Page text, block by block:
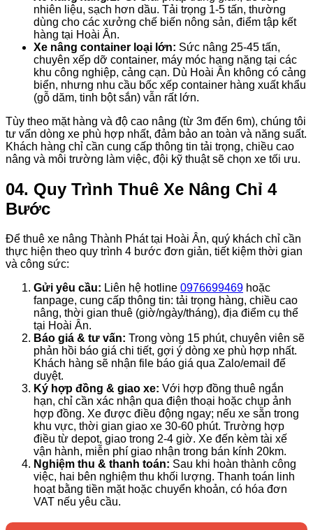
nhiên liệu, sạch hơn dầu. Tải trọng 1-5 tấn, thường
dùng cho các xưởng chế biến nông sản, điểm tập kết
hàng tại Hoài Ân.
Xe nâng container loại lớn: Sức nâng 25-45 tấn,
chuyên xếp dỡ container, máy móc hạng nặng tại các
khu công nghiệp, cảng cạn. Dù Hoài Ân không có cảng
biển, nhưng nhu cầu bốc xếp container hàng xuất khẩu
(gỗ dăm, tinh bột sắn) vẫn rất lớn.
Tùy theo mặt hàng và độ cao nâng (từ 3m đến 6m), chúng tôi
tư vấn dòng xe phù hợp nhất, đảm bảo an toàn và năng suất.
Khách hàng chỉ cần cung cấp thông tin tải trọng, chiều cao
nâng và môi trường làm việc, đội kỹ thuật sẽ chọn xe tối ưu.
04. Quy Trình Thuê Xe Nâng Chỉ 4
Bước
Để thuê xe nâng Thành Phát tại Hoài Ân, quý khách chỉ cần
thực hiện theo quy trình 4 bước đơn giản, tiết kiệm thời gian
và công sức:
Gửi yêu cầu: Liên hệ hotline 0976699469 hoặc
fanpage, cung cấp thông tin: tải trọng hàng, chiều cao
nâng, thời gian thuê (giờ/ngày/tháng), địa điểm cụ thể
tại Hoài Ân.
Báo giá & tư vấn: Trong vòng 15 phút, chuyên viên sẽ
phản hồi báo giá chi tiết, gợi ý dòng xe phù hợp nhất.
Khách hàng sẽ nhận file báo giá qua Zalo/email để
duyệt.
Ký hợp đồng & giao xe: Với hợp đồng thuê ngắn
hạn, chỉ cần xác nhận qua điện thoại hoặc chụp ảnh
hợp đồng. Xe được điều động ngay; nếu xe sẵn trong
khu vực, thời gian giao xe 30-60 phút. Trường hợp
điều từ depot, giao trong 2-4 giờ. Xe đến kèm tài xế
vận hành, miễn phí giao nhận trong bán kính 20km.
Nghiệm thu & thanh toán: Sau khi hoàn thành công
việc, hai bên nghiệm thu khối lượng. Thanh toán linh
hoạt bằng tiền mặt hoặc chuyển khoản, có hóa đơn
VAT nếu yêu cầu.